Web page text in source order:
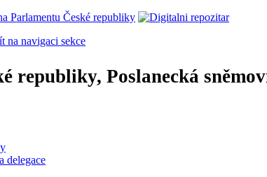
na navigaci sekce
republiky, Poslanecká
delegace